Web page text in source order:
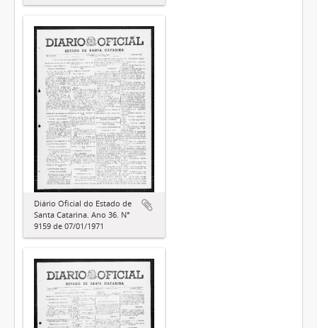
Diário Oficial do Estado de
Santa Catarina. Ano 36. N°
9159 de 07/01/1971